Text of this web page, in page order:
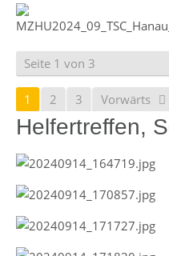
Seite 1 von 3
1 2 3 Vorwärts
Helfertreffen,